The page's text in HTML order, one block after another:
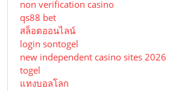
non verification casino
qs88 bet
สล็อตออนไลน์
login sontogel
new independent casino sites 2026
togel
แทงบอลโลก